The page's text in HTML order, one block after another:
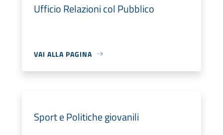
Ufficio Relazioni col Pubblico
VAI ALLA PAGINA
Sport e Politiche giovanili